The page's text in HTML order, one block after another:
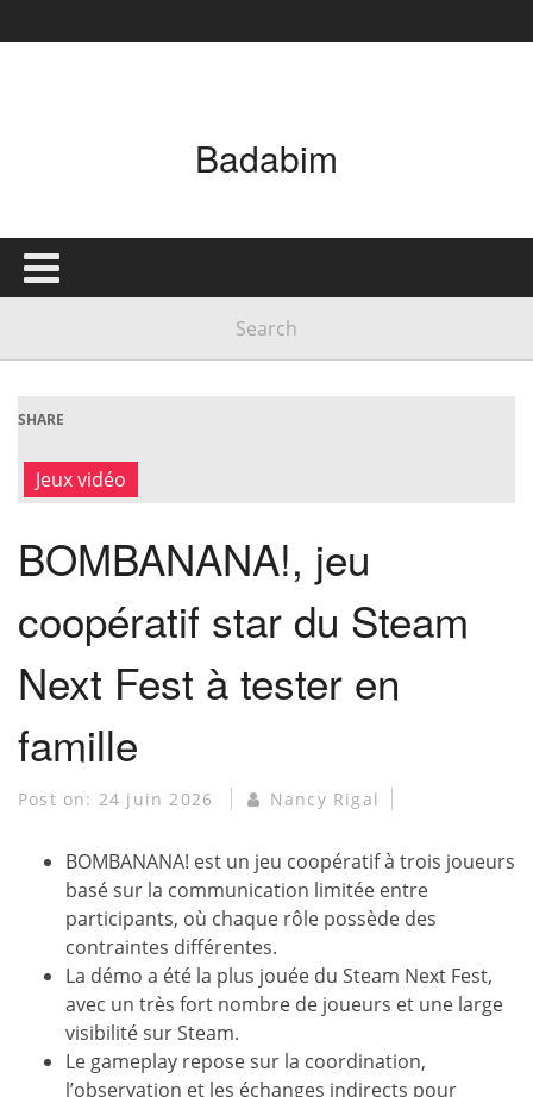
Badabim
SHARE
Jeux vidéo
BOMBANANA!, jeu
coopératif star du Steam
Next Fest à tester en
famille
Post on: 24 juin 2026 Nancy Rigal
BOMBANANA! est un jeu coopératif à trois joueurs
basé sur la communication limitée entre
participants, où chaque rôle possède des
contraintes différentes.
La démo a été la plus jouée du Steam Next Fest,
avec un très fort nombre de joueurs et une large
visibilité sur Steam.
Le gameplay repose sur la coordination,
l’observation et les échanges indirects pour